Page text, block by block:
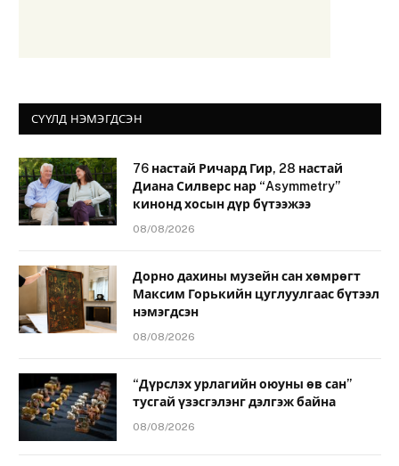
СҮҮЛД НЭМЭГДСЭН
76 настай Ричард Гир, 28 настай
Диана Силверс нар “Asymmetry”
кинонд хосын дүр бүтээжээ
08/08/2026
Дорно дахины музейн сан хөмрөгт
Максим Горькийн цуглуулгаас бүтээл
нэмэгдсэн
08/08/2026
“Дүрслэх урлагийн оюуны өв сан”
тусгай үзэсгэлэнг дэлгэж байна
08/08/2026